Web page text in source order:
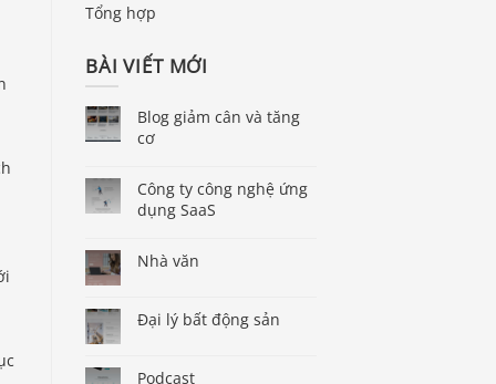
Tổng hợp
BÀI VIẾT MỚI
Blog giảm cân và tăng
cơ
Công ty công nghệ ứng
dụng SaaS
Nhà văn
Đại lý bất động sản
Podcast